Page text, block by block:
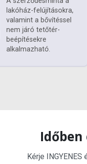
lakóház-felújításokra,
valamint a bővítéssel
nem járó tetőtér-
beépítésekre
alkalmazható.
Kérje